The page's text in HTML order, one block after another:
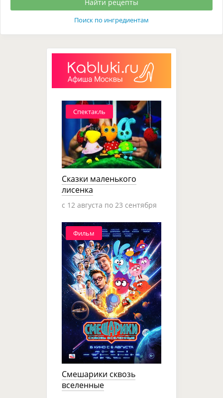
Поиск по ингредиентам
Спектакль
Сказки маленького
лисенка
c 12 августа по 23 сентября
Фильм
Смешарики сквозь
вселенные